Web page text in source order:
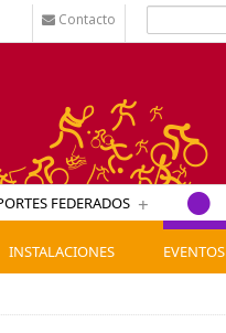
Contacto
FEDERADOS +
INSTALACIONES EVENTOS